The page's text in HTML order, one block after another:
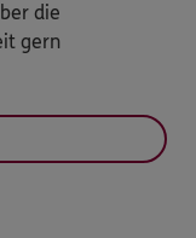
die
gern